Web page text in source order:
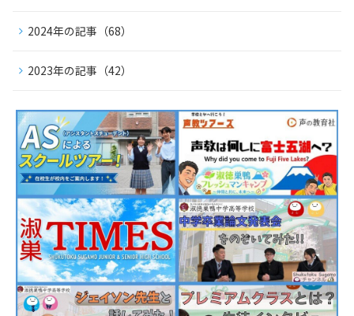
2024年の記事（68）
2023年の記事（42）